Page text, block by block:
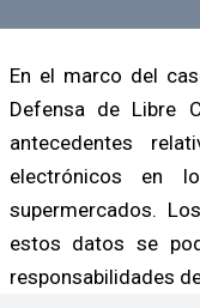
En el marco del
Defensa de Libre
antecedentes
electrónicos en
supermercados.
estos datos se
responsabilidades